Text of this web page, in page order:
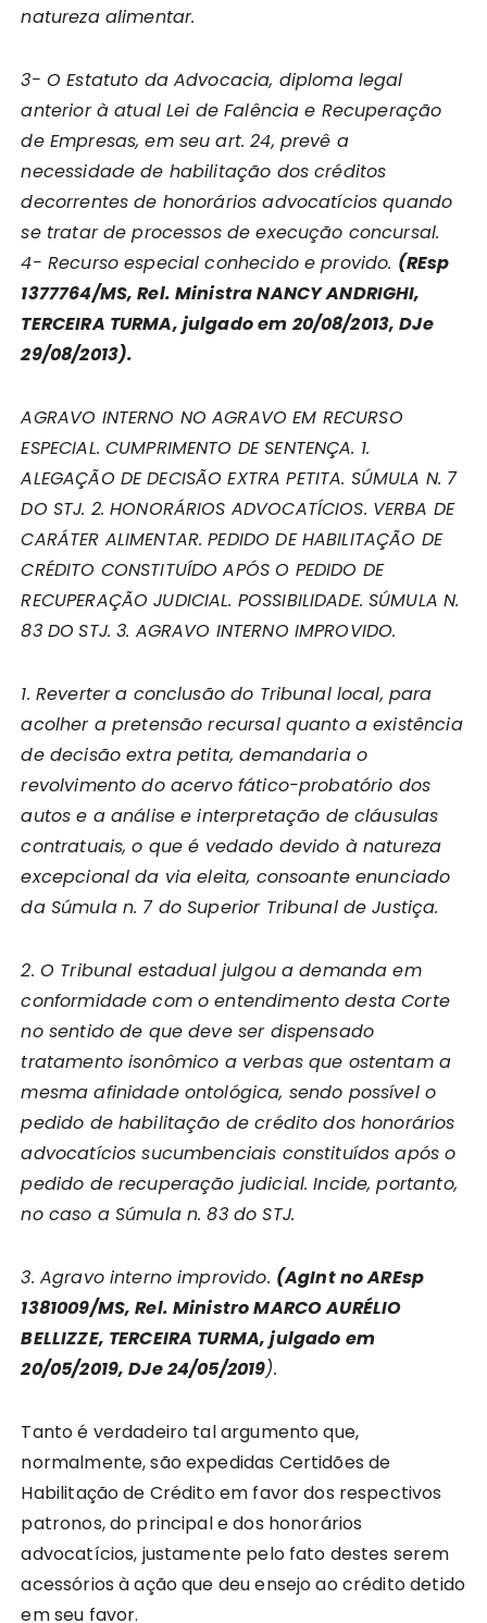
natureza alimentar.
3- O Estatuto da Advocacia, diploma legal
anterior à atual Lei de Falência e Recuperação
de Empresas, em seu art. 24, prevê a
necessidade de habilitação dos créditos
decorrentes de honorários advocatícios quando
se tratar de processos de execução concursal.
4- Recurso especial conhecido e provido. (REsp
1377764/MS, Rel. Ministra NANCY ANDRIGHI,
TERCEIRA TURMA, julgado em 20/08/2013, DJe
29/08/2013).
AGRAVO INTERNO NO AGRAVO EM RECURSO
ESPECIAL. CUMPRIMENTO DE SENTENÇA. 1.
ALEGAÇÃO DE DECISÃO EXTRA PETITA. SÚMULA N. 7
DO STJ. 2. HONORÁRIOS ADVOCATÍCIOS. VERBA DE
CARÁTER ALIMENTAR. PEDIDO DE HABILITAÇÃO DE
CRÉDITO CONSTITUÍDO APÓS O PEDIDO DE
RECUPERAÇÃO JUDICIAL. POSSIBILIDADE. SÚMULA N.
83 DO STJ. 3. AGRAVO INTERNO IMPROVIDO.
1. Reverter a conclusão do Tribunal local, para
acolher a pretensão recursal quanto a existência
de decisão extra petita, demandaria o
revolvimento do acervo fático-probatório dos
autos e a análise e interpretação de cláusulas
contratuais, o que é vedado devido à natureza
excepcional da via eleita, consoante enunciado
da Súmula n. 7 do Superior Tribunal de Justiça.
2. O Tribunal estadual julgou a demanda em
conformidade com o entendimento desta Corte
no sentido de que deve ser dispensado
tratamento isonômico a verbas que ostentam a
mesma afinidade ontológica, sendo possível o
pedido de habilitação de crédito dos honorários
advocatícios sucumbenciais constituídos após o
pedido de recuperação judicial. Incide, portanto,
no caso a Súmula n. 83 do STJ.
3. Agravo interno improvido. (AgInt no AREsp
1381009/MS, Rel. Ministro MARCO AURÉLIO
BELLIZZE, TERCEIRA TURMA, julgado em
20/05/2019, DJe 24/05/2019).
Tanto é verdadeiro tal argumento que,
normalmente, são expedidas Certidões de
Habilitação de Crédito em favor dos respectivos
patronos, do principal e dos honorários
advocatícios, justamente pelo fato destes serem
acessórios à ação que deu ensejo ao crédito detido
em seu favor.